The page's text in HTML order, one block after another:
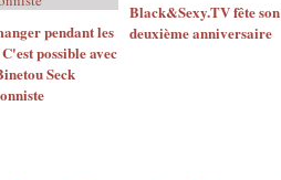
pendant les
possible avec
Seck
Black&Sexy.TV fête son
deuxième anniversaire